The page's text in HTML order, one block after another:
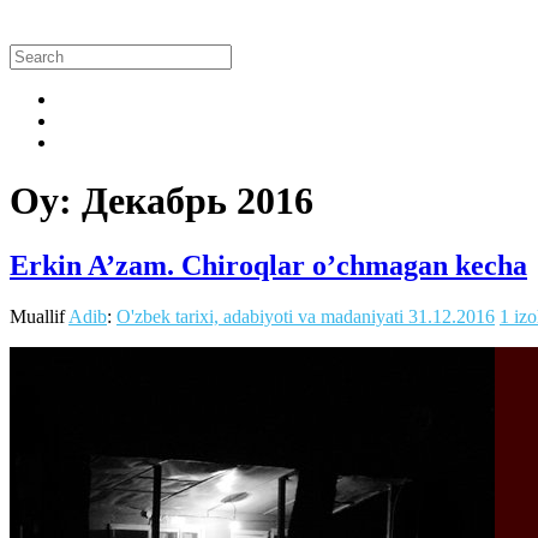
Oy: Декабрь 2016
Erkin A’zam. Chiroqlar o’chmagan kecha
MuallifAdib: O'zbek tarixi, adabiyoti va madaniyati 31.12.2016 1